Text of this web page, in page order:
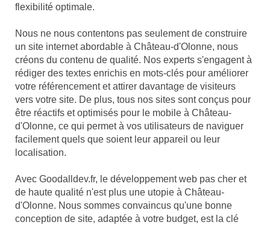
flexibilité optimale.
Nous ne nous contentons pas seulement de construire
un site internet abordable à Château-d'Olonne, nous
créons du contenu de qualité. Nos experts s'engagent à
rédiger des textes enrichis en mots-clés pour améliorer
votre référencement et attirer davantage de visiteurs
vers votre site. De plus, tous nos sites sont conçus pour
être réactifs et optimisés pour le mobile à Château-
d'Olonne, ce qui permet à vos utilisateurs de naviguer
facilement quels que soient leur appareil ou leur
localisation.
Avec Goodalldev.fr, le développement web pas cher et
de haute qualité n'est plus une utopie à Château-
d'Olonne. Nous sommes convaincus qu'une bonne
conception de site, adaptée à votre budget, est la clé